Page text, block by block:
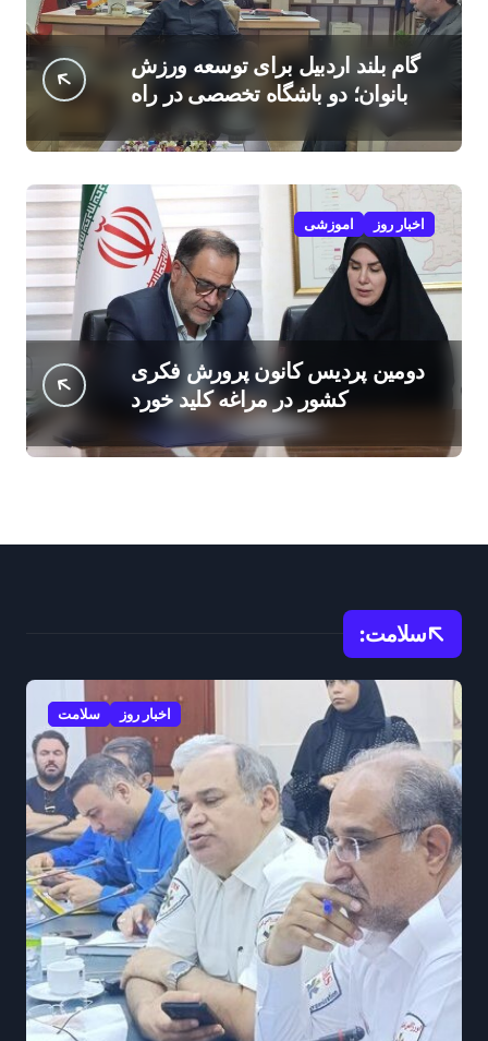
گام بلند اردبیل برای توسعه ورزش
بانوان؛ دو باشگاه تخصصی در راه
است
اخبار روز اموزشی
دومین پردیس کانون پرورش فکری
کشور در مراغه کلید خورد
سلامت:
اخبار روز سلامت